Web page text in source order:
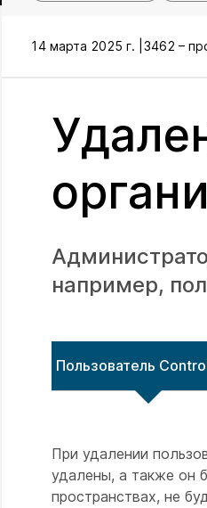
14 марта 2025 г. | 3462 –
например,
Пользователь
При удалении
удалены, а также он
пространствах, не